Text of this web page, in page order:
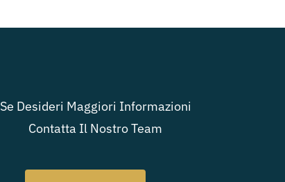
Se Desideri Maggiori Informazioni
Contatta Il Nostro Team